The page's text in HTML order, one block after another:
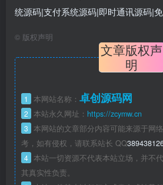
© 版权声明
文章版权声
明
1 本网站名称： 卓创源码网
2 本站永久网址： https://zcymw.cn
3 本网站的文章部分内容可能来源于网
考，如有侵权，请联系站长 QQ
4 本站一切资源不代表本站立场，并不
其真实性负责。